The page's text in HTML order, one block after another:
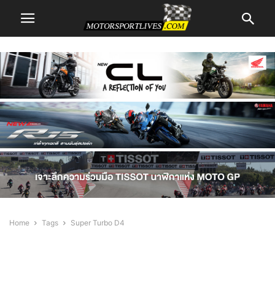
Home Tags Super Turbo D4